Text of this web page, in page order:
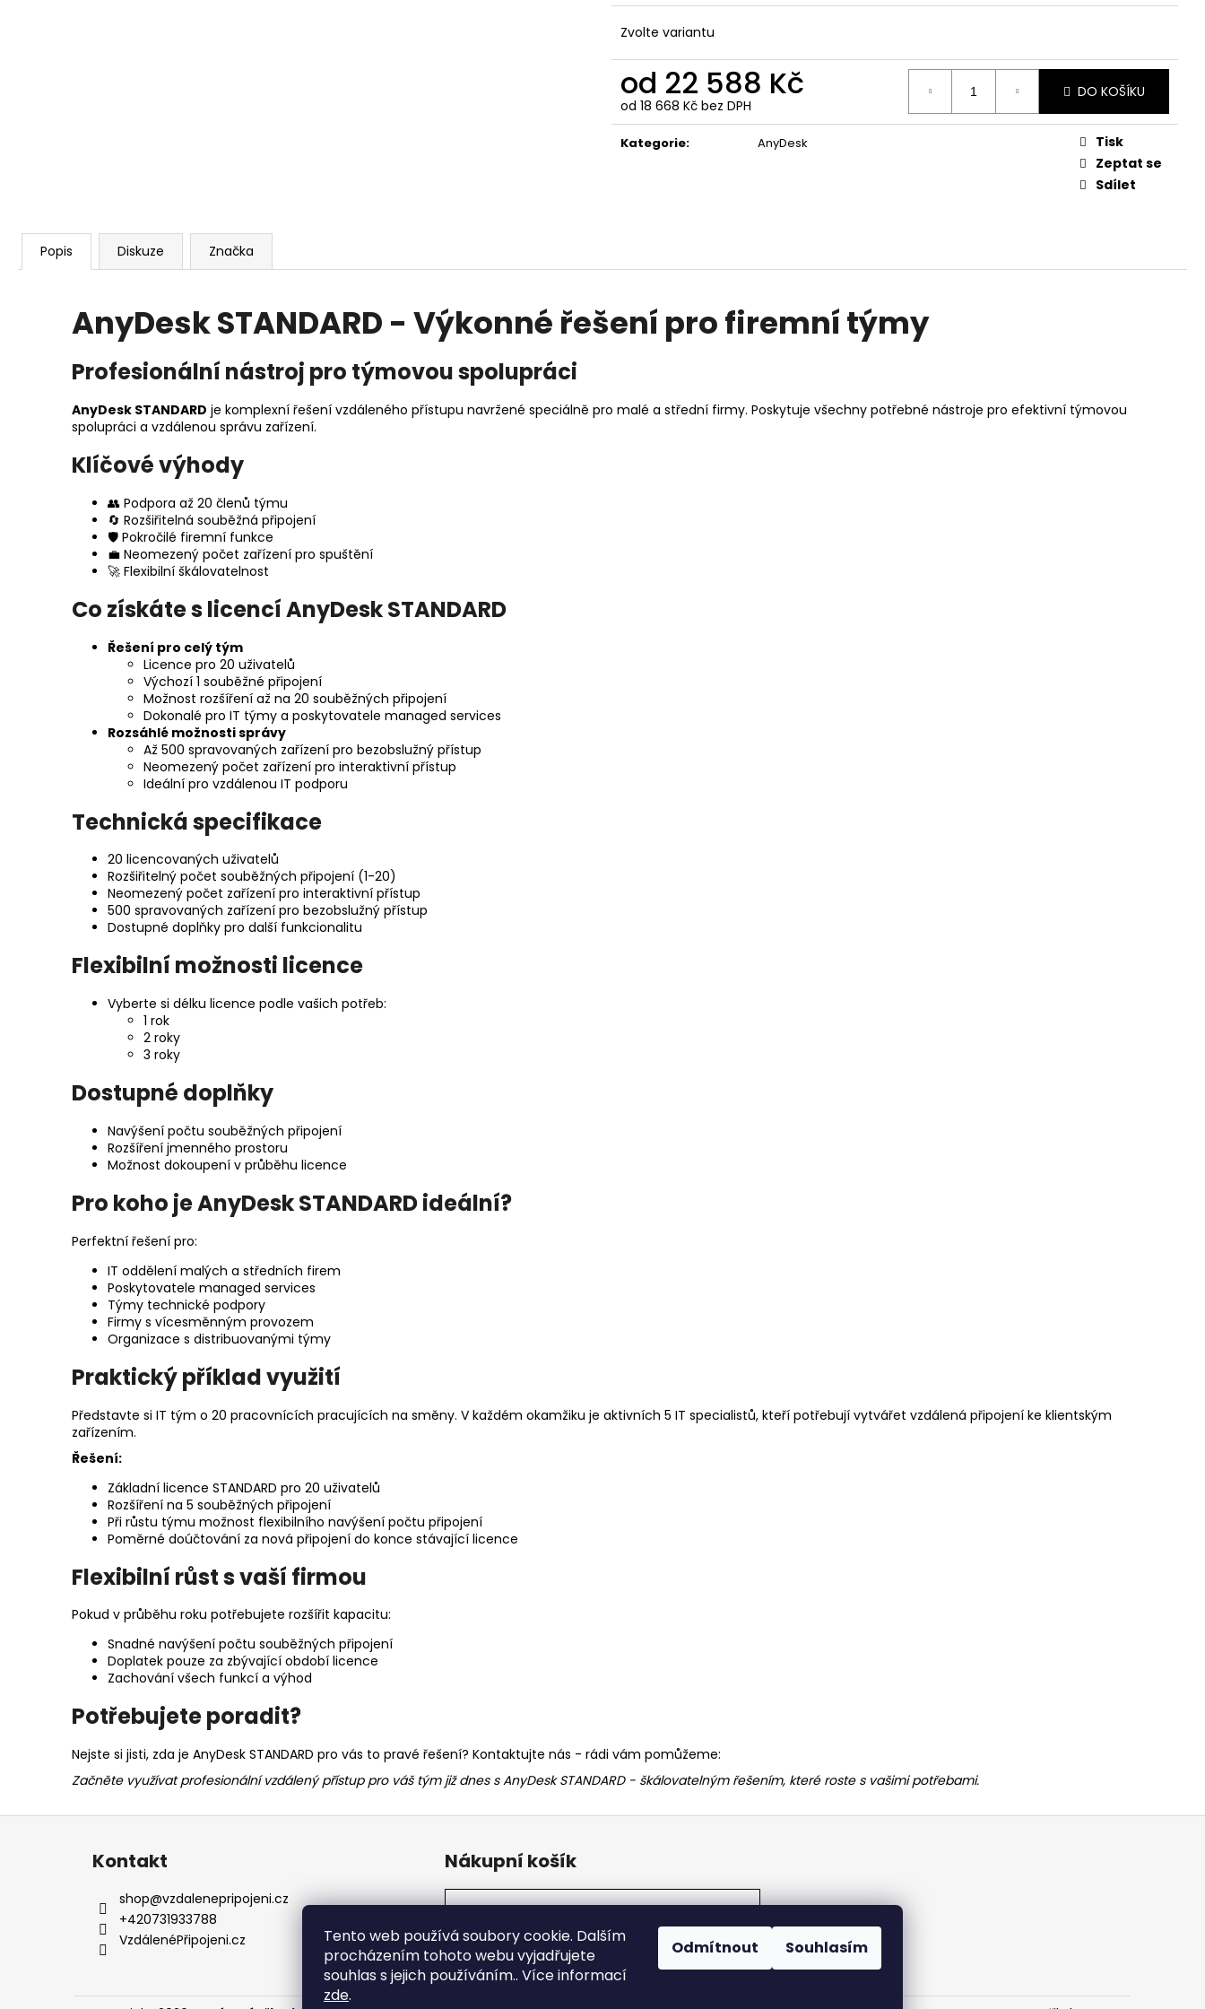
Tento web používá soubory cookie. Dalším
procházením tohoto webu vyjadřujete
souhlas s jejich používáním.. Více informací
zde.
Odmítnout Souhlasím
Zvolte variantu
od 22 588 Kč
od 18 668 Kč bez DPH
Měrná
cena:
DO KOŠÍKU
Kategorie: AnyDesk
Tisk
Zeptat se
Sdílet
Popis Diskuze Značka
AnyDesk STANDARD - Výkonné řešení pro firemní týmy
Profesionální nástroj pro týmovou spolupráci
AnyDesk STANDARD je komplexní řešení vzdáleného přístupu navržené speciálně pro malé a střední firmy. Poskytuje všechny potřebné nástroje pro efektivní týmovou
spolupráci a vzdálenou správu zařízení.
Klíčové výhody
👥 Podpora až 20 členů týmu
🔄 Rozšiřitelná souběžná připojení
🛡️ Pokročilé firemní funkce
💼 Neomezený počet zařízení pro spuštění
🚀 Flexibilní škálovatelnost
Co získáte s licencí AnyDesk STANDARD
Řešení pro celý tým
Licence pro 20 uživatelů
Výchozí 1 souběžné připojení
Možnost rozšíření až na 20 souběžných připojení
Dokonalé pro IT týmy a poskytovatele managed services
Rozsáhlé možnosti správy
Až 500 spravovaných zařízení pro bezobslužný přístup
Neomezený počet zařízení pro interaktivní přístup
Ideální pro vzdálenou IT podporu
Technická specifikace
20 licencovaných uživatelů
Rozšiřitelný počet souběžných připojení (1-20)
Neomezený počet zařízení pro interaktivní přístup
500 spravovaných zařízení pro bezobslužný přístup
Dostupné doplňky pro další funkcionalitu
Flexibilní možnosti licence
Vyberte si délku licence podle vašich potřeb:
1 rok
2 roky
3 roky
Dostupné doplňky
Navýšení počtu souběžných připojení
Rozšíření jmenného prostoru
Možnost dokoupení v průběhu licence
Pro koho je AnyDesk STANDARD ideální?
Perfektní řešení pro:
IT oddělení malých a středních firem
Poskytovatele managed services
Týmy technické podpory
Firmy s vícesměnným provozem
Organizace s distribuovanými týmy
Praktický příklad využití
Představte si IT tým o 20 pracovnících pracujících na směny. V každém okamžiku je aktivních 5 IT specialistů, kteří potřebují vytvářet vzdálená připojení ke klientským
zařízením.
Řešení:
Základní licence STANDARD pro 20 uživatelů
Rozšíření na 5 souběžných připojení
Při růstu týmu možnost flexibilního navýšení počtu připojení
Poměrné doúčtování za nová připojení do konce stávající licence
Flexibilní růst s vaší firmou
Pokud v průběhu roku potřebujete rozšířit kapacitu:
Snadné navýšení počtu souběžných připojení
Doplatek pouze za zbývající období licence
Zachování všech funkcí a výhod
Potřebujete poradit?
Nejste si jisti, zda je AnyDesk STANDARD pro vás to pravé řešení? Kontaktujte nás - rádi vám pomůžeme:
Začněte využívat profesionální vzdálený přístup pro váš tým již dnes s AnyDesk STANDARD - škálovatelným řešením, které roste s vašimi potřebami.
REALVNC CONNECT BUSINESS PLUS - 50 TEAMVIEWER BUSINESS - 1 ROK / 200
12 327 Kč
Kontakt
shop@vzdalenepripojeni.cz
+420731933788
VzdálenéPřipojeni.cz
Nákupní košík